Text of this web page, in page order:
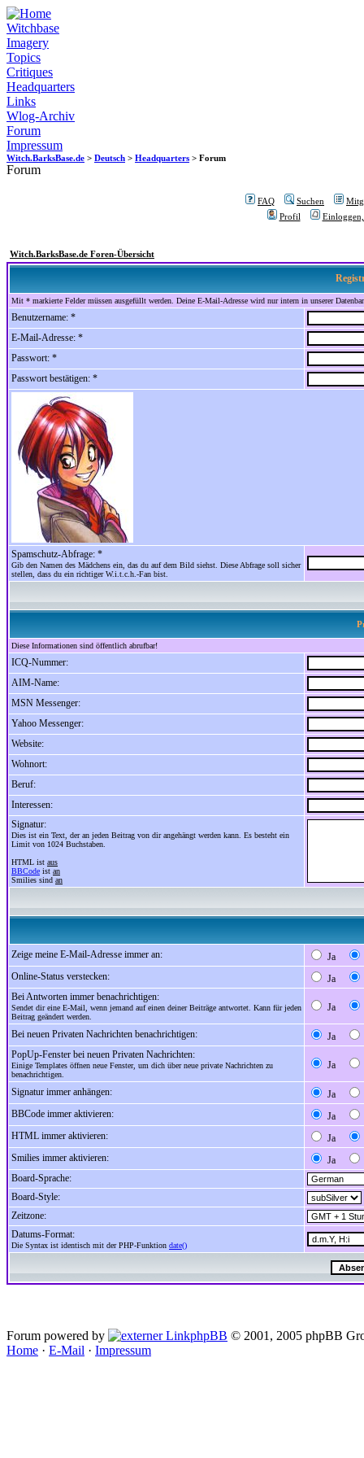
Witchbase
Imagery
Topics
Critiques
Headquarters
Links
Wlog-Archiv
Forum
Impressum
Witch.BarksBase.de > Deutsch > Headquarters > Forum
Forum
FAQ Suchen
Profil
Witch.BarksBase.de Foren-Übersicht
Mit * markierte Felder müssen ausgefüllt werden. Deine E-Mail-Adresse wird nur intern in unserer
Benutzername: *
E-Mail-Adresse: *
Passwort: *
Passwort bestätigen: *
Spamschutz-Abfrage: *
Gib den Namen des Mädchens ein, das du auf dem Bild siehst. Diese Abfrage soll sicher
stellen, dass du ein richtiger W.i.t.c.h.-Fan bist.
Diese Informationen sind öffentlich abrufbar!
ICQ-Nummer:
AIM-Name:
MSN Messenger:
Yahoo Messenger:
Website:
Wohnort:
Beruf:
Interessen:
Signatur:
Dies ist ein Text, der an jeden Beitrag von dir angehängt werden kann. Es besteht ein
Limit von 1024 Buchstaben.
HTML ist aus
BBCode ist an
Smilies sind an
Zeige meine E-Mail-Adresse immer an:
Ja
Online-Status verstecken:
Ja
Bei Antworten immer benachrichtigen:
Sendet dir eine E-Mail, wenn jemand auf einen deiner Beiträge antwortet. Kann für jeden
Beitrag geändert werden.
Ja
Bei neuen Privaten Nachrichten benachrichtigen:
Ja
PopUp-Fenster bei neuen Privaten Nachrichten:
Einige Templates öffnen neue Fenster, um dich über neue private Nachrichten zu
benachrichtigen.
Ja
Signatur immer anhängen:
Ja
BBCode immer aktivieren:
Ja
HTML immer aktivieren:
Ja
Smilies immer aktivieren:
Ja
Board-Sprache:
Board-Style:
Zeitzone:
Datums-Format:
Die Syntax ist identisch mit der PHP-Funktion date()
Forum powered by phpBB © 2001, 2005 phpBB
Home · E-Mail · Impressum